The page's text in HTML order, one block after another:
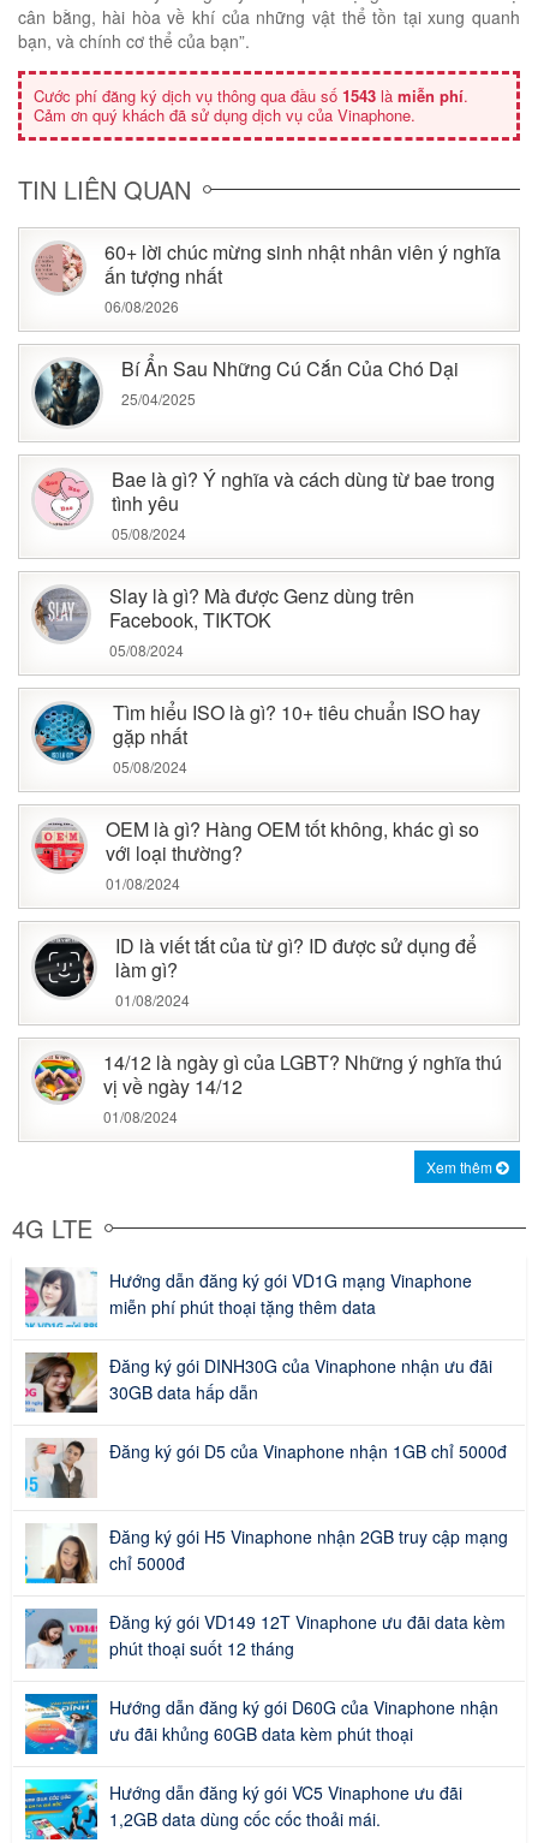
cân bằng, hài hòa về khí của những vật thể tồn tại xung quanh
bạn, và chính cơ thể của bạn”.
Cước phí đăng ký dịch vụ thông qua đầu số 1543 là miễn phí.
Cảm ơn quý khách đã sử dụng dịch vụ của Vinaphone.
TIN LIÊN QUAN
60+ lời chúc mừng sinh nhật nhân viên ý nghĩa
ấn tượng nhất
06/08/2026
Bí Ẩn Sau Những Cú Cắn Của Chó Dại
25/04/2025
Bae là gì? Ý nghĩa và cách dùng từ bae trong
tình yêu
05/08/2024
Slay là gì? Mà được Genz dùng trên
Facebook, TIKTOK
05/08/2024
Tìm hiểu ISO là gì? 10+ tiêu chuẩn ISO hay
gặp nhất
05/08/2024
OEM là gì? Hàng OEM tốt không, khác gì so
với loại thường?
01/08/2024
ID là viết tắt của từ gì? ID được sử dụng để
làm gì?
01/08/2024
14/12 là ngày gì của LGBT? Những ý nghĩa thú
vị về ngày 14/12
01/08/2024
Xem thêm
4G LTE
Hướng dẫn đăng ký gói VD1G mạng Vinaphone
miễn phí phút thoại tặng thêm data
Đăng ký gói DINH30G của Vinaphone nhận ưu đãi
30GB data hấp dẫn
Đăng ký gói D5 của Vinaphone nhận 1GB chỉ 5000đ
Đăng ký gói H5 Vinaphone nhận 2GB truy cập mạng
chỉ 5000đ
Đăng ký gói VD149 12T Vinaphone ưu đãi data kèm
phút thoại suốt 12 tháng
Hướng dẫn đăng ký gói D60G của Vinaphone nhận
ưu đãi khủng 60GB data kèm phút thoại
Hướng dẫn đăng ký gói VC5 Vinaphone ưu đãi
1,2GB data dùng cốc cốc thoải mái.